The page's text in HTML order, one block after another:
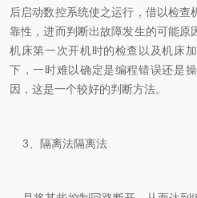
后启动数控系统使之运行，借以检
靠性，进而判断出故障发生的可能原
机床第一次开机时的检查以及机床
下，一时难以确定是编程错误还是
因，这是一个较好的判断方法。
3、隔离法隔离法